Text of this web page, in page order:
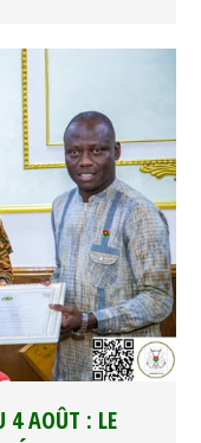
4 AOÛT : LE